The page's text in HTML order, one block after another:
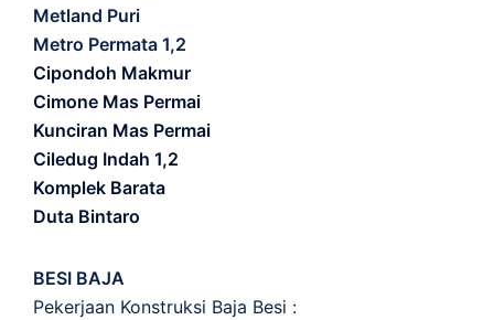
Metland Puri
Metro Permata 1,2
Cipondoh Makmur
Cimone Mas Permai
Kunciran Mas Permai
Ciledug Indah 1,2
Komplek Barata
Duta Bintaro
BESI BAJA
Pekerjaan Konstruksi Baja Besi :